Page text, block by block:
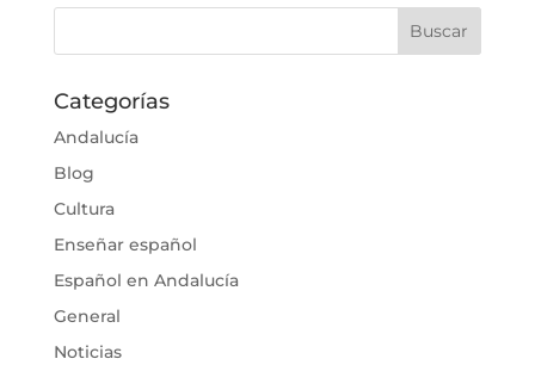
Categorías
Andalucía
Blog
Cultura
Enseñar español
Español en Andalucía
General
Noticias